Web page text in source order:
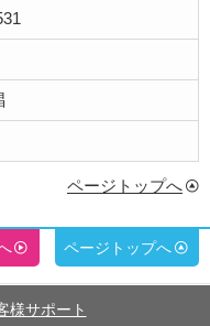
ページトップへ
ページトップへ
様サポート